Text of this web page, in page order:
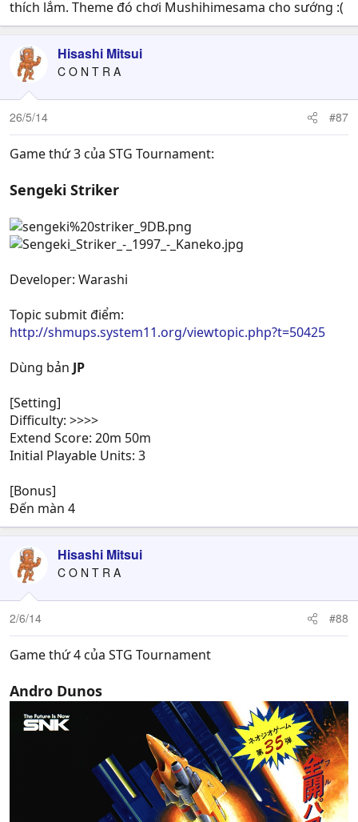
thích lắm. Theme đó chơi Mushihimesama cho sướng :(
Hisashi Mitsui
C O N T R A
26/5/14 #87
Game thứ 3 của STG Tournament:
Sengeki Striker
Developer: Warashi
Topic submit điểm:
http://shmups.system11.org/viewtopic.php?t=50425
Dùng bản JP
[Setting]
Difficulty: >>>>
Extend Score: 20m 50m
Initial Playable Units: 3
[Bonus]
Đến màn 4
Hisashi Mitsui
C O N T R A
2/6/14 #88
Game thứ 4 của STG Tournament
Andro Dunos